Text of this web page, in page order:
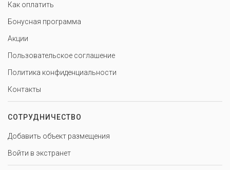
Как оплатить
Бонусная программа
Акции
Пользовательское соглашение
Политика конфиденциальности
Контакты
СОТРУДНИЧЕСТВО
Добавить объект размещения
Войти в экстранет